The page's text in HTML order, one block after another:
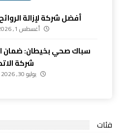
أفضل شركة لإزالة
أغسطس 1, 2026
سباك صحي بخيطان: ضمان
شركة
يوليو 30, 2026
فئات